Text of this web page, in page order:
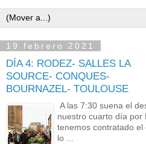
19 febrero 2021
DÍA 4: RODEZ- SALLES LA
SOURCE- CONQUES-
BOURNAZEL- TOULOUSE
A las 7:30 suena el
nuestro cuarto día por
tenemos contratado
lo ...